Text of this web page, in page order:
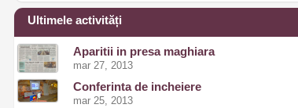
Ultimele activități
Aparitii in presa maghiara
mar 27, 2013
Conferinta de incheiere
mar 25, 2013